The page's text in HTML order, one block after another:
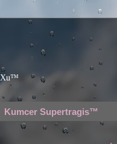
Xu™
Kumcer Supertragis™